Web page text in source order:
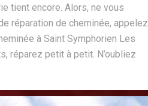
tient encore. Alors, ne vous
réparation de cheminée, appelez
à Saint Symphorien Les
réparez petit à petit. N’oubliez